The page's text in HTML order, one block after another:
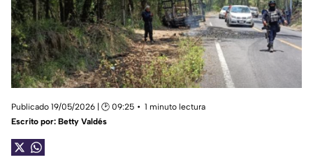
Publicado 19/05/2026 | 🕑 09:25
1 minuto lectura
Escrito por: Betty Valdés